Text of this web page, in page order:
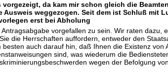
da kam mir schon gleich die
Ausweis weggezogen. Seit dem ist Schluß mit
erst bei Abholung
vorgefallen zu sein. Wir raten
die Herrschaften auffordern, entweder den
auch darauf hin, daß Ihnen die Existenz
sind, was wiederum die
wegen der Befolgung